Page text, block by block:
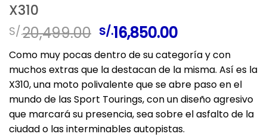
X310
S/.20,499.00 El
precio
original
era:
S/.20,499.00.
S/.16,850.00El
precio
actual
es:
S/.16,850.00.
Como muy pocas dentro de su categoría y con
muchos extras que la destacan de la misma. Así es la
X310, una moto polivalente que se abre paso en el
mundo de las Sport Tourings, con un diseño agresivo
que marcará su presencia, sea sobre el asfalto de la
ciudad o las interminables autopistas.